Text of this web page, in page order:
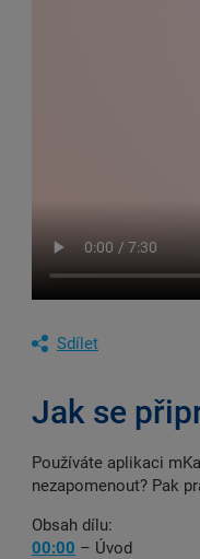
Sdílet
Jak se
Používáte aplikaci
nezapomenout? Pak
Obsah dílu:
00:00 – Úvod